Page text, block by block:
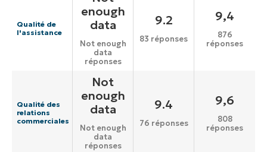
Qualité de
l'assistance
enough
data
Not enough
data
réponses
9.2
83 réponses
9,4
876
réponses
Qualité des
relations
commerciales
Not
enough
data
Not enough
data
réponses
9.4
76 réponses
9,6
808
réponses